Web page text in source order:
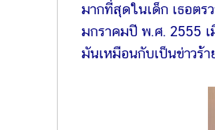
มากที่สุดในเด็ก เธอตร
มกราคมปี พ.ศ. 2555
มันเหมือนกับเป็นข่าวร้า